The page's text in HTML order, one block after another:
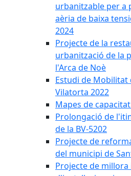
urbanitzable per a
aèria de baixa
2024
Projecte de la
urbanització de la
l'Arca de Noè
Estudi de Mobilitat
Vilatorta 2022
Mapes de
Prolongació de
de la BV-5202
Projecte de
del municipi de
Projecte de millora